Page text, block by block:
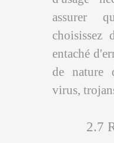
assurer
choisissez
entaché
de nature
virus,
2.7